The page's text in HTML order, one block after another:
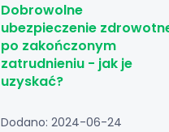
Dobrowolne
ubezpieczenie
po zakończonym
zatrudnieniu - jak je
uzyskać?
Dodano: 2024-06-24